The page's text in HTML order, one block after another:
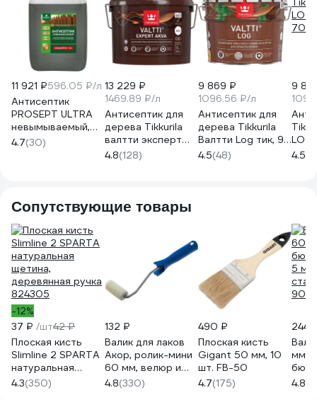
11 921 ₽596.05 ₽/л
Антисептик
PROSEPT ULTRA
невымываемый,
концентрат 1:10,
20 л 061-20
4.7(30)
13 229 ₽
1469.89 ₽/л
Антисептик для
дерева Tikkurila
валтти эксперт
аква тик 9 л 48450
700009610
4.8(128)
9 869 ₽
1096.56 ₽/л
Антисептик для
дерева Tikkurila
Валтти Log тик, 9
л 52012
700010353
4.5(48)
9
LOG
4.5
Сопутствующие товары
-12%
37 ₽ /шт42 ₽
Плоская кисть
Slimline 2 SPARTA
натуральная
щетина,
деревянная ручка
4.3(350)
132 ₽
Валик для лаков
Акор, ролик-мини
60 мм, велюр и
шерсть 4 мм,
кронштейн 6 мм,
4.8(330)
490 ₽
Плоская кисть
Gigant 50 мм, 10
шт. FB-50
4.7(175)
244
мм,
5
4.8